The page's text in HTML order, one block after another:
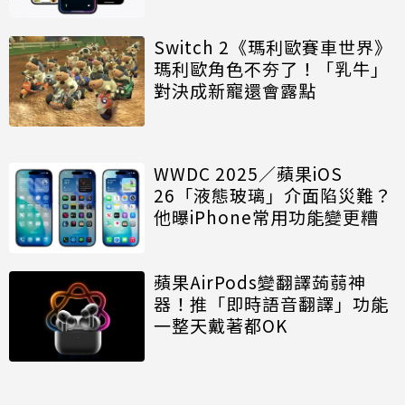
Switch 2《瑪利歐賽車世界》
瑪利歐角色不夯了！「乳牛」
對決成新寵還會露點
WWDC 2025／蘋果iOS
26「液態玻璃」介面陷災難？
他曝iPhone常用功能變更糟
蘋果AirPods變翻譯蒟蒻神
器！推「即時語音翻譯」功能
一整天戴著都OK